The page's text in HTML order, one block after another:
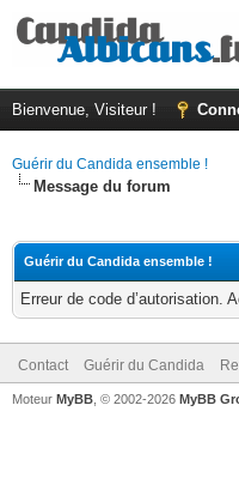
Bienvenue, Visiteur !
Guérir du Candida ensemble !
Message du forum
Guérir du Candida ensemble !
Erreur de code d’autorisation.
Contact Guérir du Candida
Moteur MyBB , © 2002-2026 MyBB